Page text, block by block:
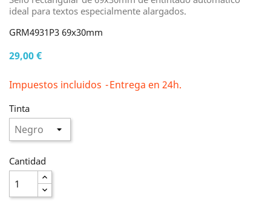
ideal para textos especialmente alargados.
GRM4931P3 69x30mm
29,00 €
Impuestos incluidos Entrega en 24h.
Tinta
Cantidad